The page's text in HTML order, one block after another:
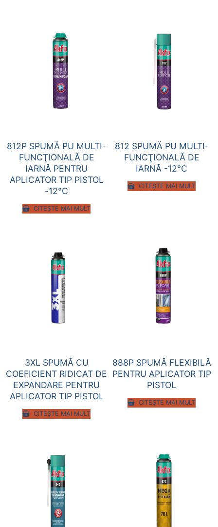
812P SPUMĂ PU MULTI-
FUNCŢIONALĂ DE
IARNĂ PENTRU
APLICATOR TIP PISTOL
-12°C
CITEȘTE MAI MULT
812 SPUMĂ PU MULTI-
FUNCŢIONALĂ DE
IARNĂ -12°C
CITEȘTE MAI MULT
3XL SPUMĂ CU
COEFICIENT RIDICAT DE
EXPANDARE PENTRU
APLICATOR TIP PISTOL
CITEȘTE MAI MULT
888P SPUMĂ FLEXIBILĂ
PENTRU APLICATOR TIP
PISTOL
CITEȘTE MAI MULT